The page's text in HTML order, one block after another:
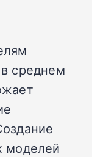
среднем
моделей